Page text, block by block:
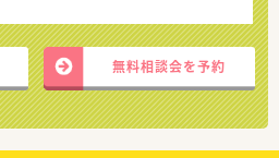
無料相談会を予約